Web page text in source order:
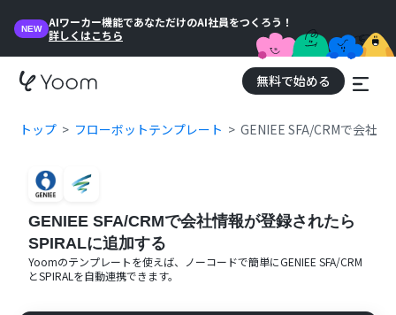
NEW
AIワーカー機能であなただけのAI社員をつくろう！
詳しくはこちら
無料で始める
トップ フローボットテンプレート GENIEE SFA/CRMで会社
GENIEE SFA/CRMで会社情報が登録されたら
SPIRALに追加する
Yoomのテンプレートを使えば、ノーコードで簡単にGENIEE SFA/CRM
とSPIRAL を自動連携できます。